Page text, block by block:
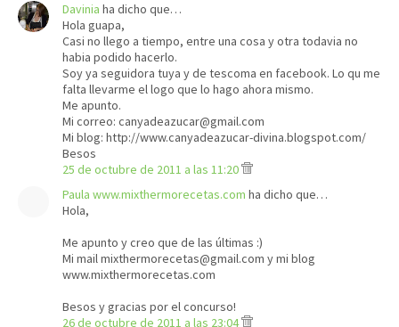
Davinia ha dicho que…
Hola guapa,
Casi no llego a tiempo, entre una cosa y otra todavia no
habia podido hacerlo.
Soy ya seguidora tuya y de tescoma en facebook. Lo qu me
falta llevarme el logo que lo hago ahora mismo.
Me apunto.
Mi correo: canyadeazucar@gmail.com
Mi blog: http://www.canyadeazucar-divina.blogspot.com/
Besos
25 de octubre de 2011 a las 11:20
Paula www.mixthermorecetas.com ha dicho que…
Hola,
Me apunto y creo que de las últimas :)
Mi mail mixthermorecetas@gmail.com y mi blog
www.mixthermorecetas.com
Besos y gracias por el concurso!
26 de octubre de 2011 a las 23:04